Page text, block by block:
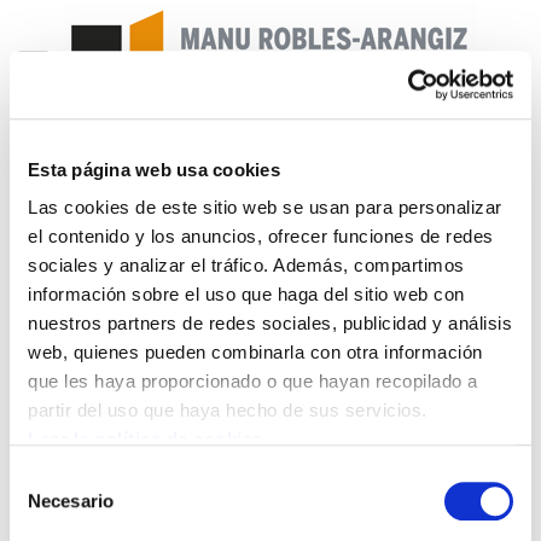
Esta página web usa cookies
Las cookies de este sitio web se usan para personalizar
el contenido y los anuncios, ofrecer funciones de redes
sociales y analizar el tráfico. Además, compartimos
información sobre el uso que haga del sitio web con
nuestros partners de redes sociales, publicidad y análisis
web, quienes pueden combinarla con otra información
que les haya proporcionado o que hayan recopilado a
partir del uso que haya hecho de sus servicios.
Necesario
Enbata + Alda! 2112
Enbata-Alda2112(203).pdf691.8 KB
2010/01/21 .- EHLG avenir prometteur.- Haiti.- Un
pas de plus ensemble.- Euskal Herriko
Laborantza Ganbara : 5 ans déjà !. Michel
le harcèlement. Maryse Cachenaut.- EHLG ne
désarme pas. Bernard Causse.- Fritage sur la